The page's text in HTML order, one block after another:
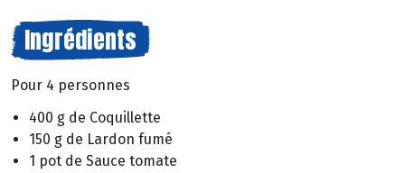
Ingrédients
Pour 4 personnes
400 g de Coquillette
150 g de Lardon fumé
1 pot de Sauce tomate